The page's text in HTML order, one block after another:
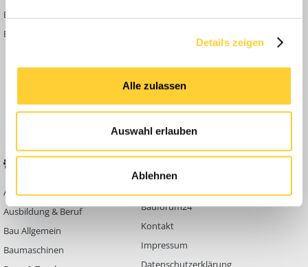
Details zeigen
Alle zulassen
Auswahl erlauben
Ablehnen
BF24 Fotostrecken
Bauforum Shop
Anleitungen
FAQ
Community Regeln
Abbruch
Ausbildung & Beruf
Bau Allgemein
Baumaschinen
Werben auf
Bauforum24
Kontakt
Impressum
Datenschutzerklärung